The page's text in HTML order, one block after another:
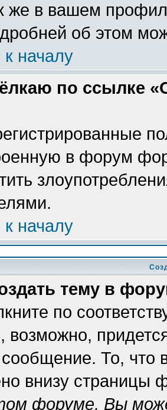
же в вашем
об этом
к началу
по ссылке
в форум
к началу
тему в
по
сообщение. То,
внизу страницы
форуме, Вы